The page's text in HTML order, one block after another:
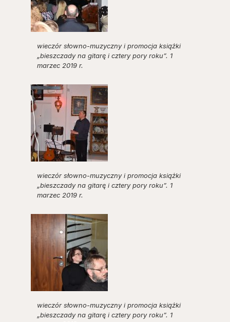
wieczór słowno-muzyczny i promocja książki
„bieszczady na gitarę i cztery pory roku”. 1
marzec 2019 r.
wieczór słowno-muzyczny i promocja książki
„bieszczady na gitarę i cztery pory roku”. 1
marzec 2019 r.
wieczór słowno-muzyczny i promocja książki
„bieszczady na gitarę i cztery pory roku”. 1